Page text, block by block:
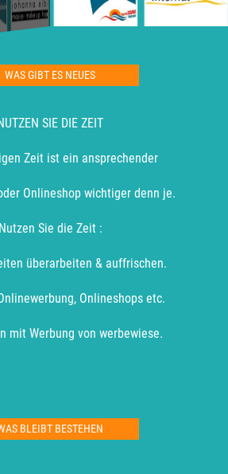
WAS GIBT ES NEUES
SIE DIE ZEIT
Zeit ist ein ansprechender
Onlineshop wichtiger denn je.
Nutzen Sie die Zeit :
überarbeiten & auffrischen.
Onlineshops etc.
mit Werbung von werbewiese.
BLEIBT BESTEHEN